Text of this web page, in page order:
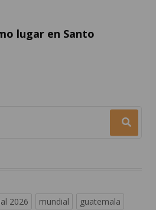
lugar en Santo
2026 mundial
guatemala